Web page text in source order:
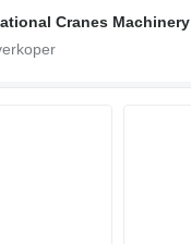
Cranes Machinery